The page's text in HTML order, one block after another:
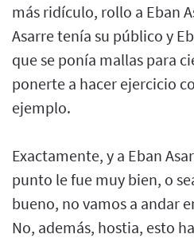
más ridículo, rollo a Eban
Asarre tenía su público y
que se ponía mallas para
ponerte a hacer ejercicio
ejemplo.
Exactamente, y a Eban
punto le fue muy bien, o
bueno, no vamos a andar
No, además, hostia, esto